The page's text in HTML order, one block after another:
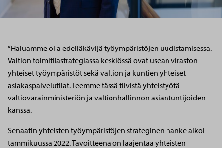
”Haluamme olla edelläkävijä työympäristöjen uudistamisessa.
Valtion toimitilastrategiassa keskiössä ovat usean viraston
yhteiset työympäristöt sekä valtion ja kuntien yhteiset
asiakaspalvelutilat. Teemme tässä tiivistä yhteistyötä
valtiovarainministeriön ja valtionhallinnon asiantuntijoiden
kanssa.
Senaatin yhteisten työympäristöjen strateginen hanke alkoi
tammikuussa 2022. Tavoitteena on laajentaa yhteisten